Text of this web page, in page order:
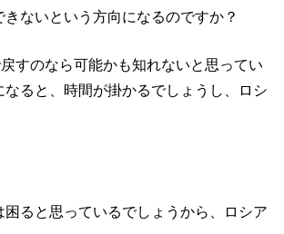
ないという方向になるのですか？
すのなら可能かも知れないと思ってい
ると、時間が掛かるでしょうし、ロシ
ると思っているでしょうから、ロシア